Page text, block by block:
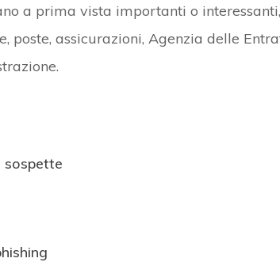
a prima vista importanti o
assicurazioni, Agenzia delle
sospette